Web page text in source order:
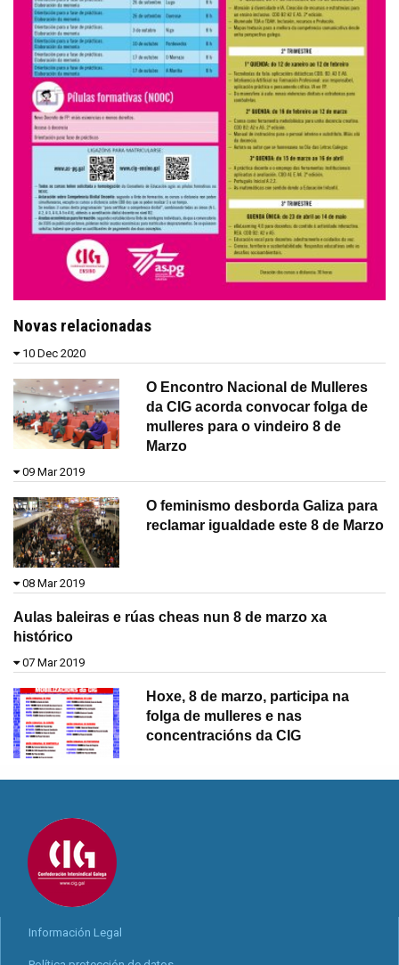
Novas relacionadas
10 Dec 2020
O Encontro Nacional de Mulleres
da CIG acorda convocar folga de
mulleres para o vindeiro 8 de
Marzo
09 Mar 2019
O feminismo desborda Galiza para
reclamar igualdade este 8 de Marzo
08 Mar 2019
Aulas baleiras e rúas cheas nun 8 de marzo xa
histórico
07 Mar 2019
Hoxe, 8 de marzo, participa na
folga de mulleres e nas
concentracións da CIG
Información Legal